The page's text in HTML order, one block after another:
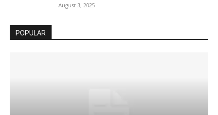
August 3, 2025
POPULAR